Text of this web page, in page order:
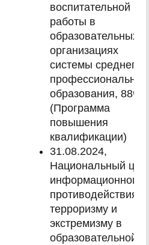
воспитательной
работы в
образовательных
организациях
системы среднего
образования, 88ч.
(Программа
повышения
квалификации)
31.08.2024,
Национальный
информационного
противодействия
терроризму и
экстремизму в
образовательной